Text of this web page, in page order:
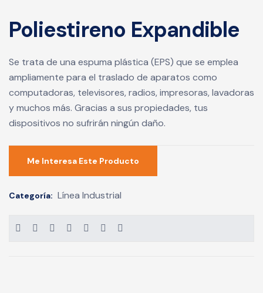
Poliestireno Expandible
Se trata de una espuma plástica (EPS) que se emplea
ampliamente para el traslado de aparatos como
computadoras, televisores, radios, impresoras, lavadoras
y muchos más. Gracias a sus propiedades, tus
dispositivos no sufrirán ningún daño.
Me Interesa Este Producto
Categoría: Línea Industrial